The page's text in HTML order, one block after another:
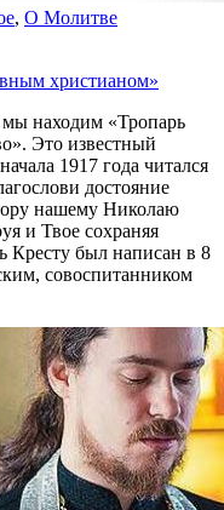
, О Молитве
христианом»
находим «Тропарь
Это известный
1917 года читался
достояние
нашему Николаю
и Твое сохраняя
Кресту был написан в 8
совоспитанником